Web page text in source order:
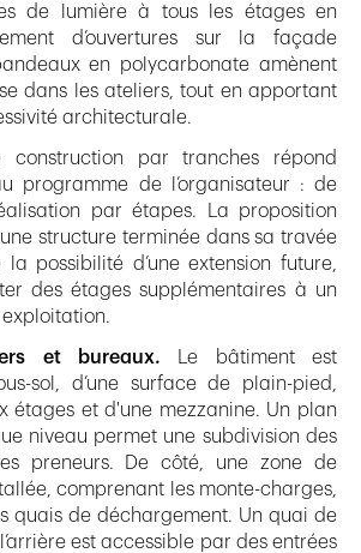
de lumière à tous les étages en
d’ouvertures sur la façade
en polycarbonate amènent
dans les ateliers, tout en apportant
architecturale.
par tranches répond
programme de l’organisateur : de
par étapes. La proposition
structure terminée dans sa travée
possibilité d’une extension future,
des étages supplémentaires à un
et bureaux. Le bâtiment est
sol, d’une surface de plain-pied,
étages et d'une mezzanine. Un plan
niveau permet une subdivision des
preneurs. De côté, une zone de
comprenant les monte-charges,
quais de déchargement. Un quai de
est accessible par des entrées